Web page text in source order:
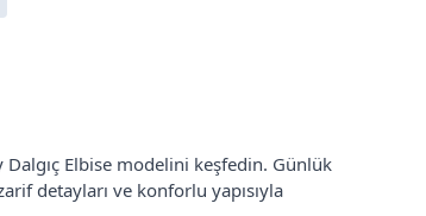
Dalgıç Elbise modelini keşfedin. Günlük
detayları ve konforlu yapısıyla